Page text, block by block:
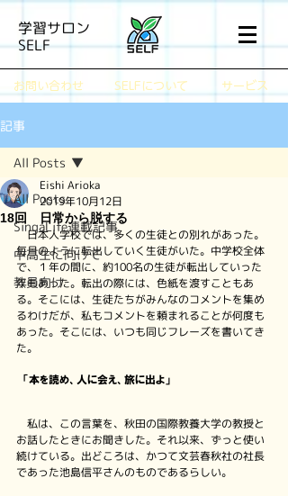
学習サロン
SELF
​お問い合わせ SELFについて サービス
記事
All Posts
SingaLife連載記事
中高生に向けて
教員向け
All Posts
18回 日常から脱する
Eishi Arioka
2019年10月12日
日本人学校では、多くの生徒との別れがあった。
毎月のように転出していく生徒がいた。中学校全体
で、１年の間に、約100名の生徒が転出していった
年もあった。転出の際には、色紙を渡すこともあ
る。そこには、生徒たちがみんなのコメントを集め
るわけだが、私もコメントを頼まれることが何度も
あった。そこには、いつも同じフレーズを書いてき
た。
「本を読め、人に会え、旅に出よ」
私は、この言葉を、秋田の国際教養大学の教授と
お話したときにお聞きした。それ以来、ずっと使い
続けている。出どころは、かつて文芸春秋社の社長
であった池島信平さんのものであるらしい。